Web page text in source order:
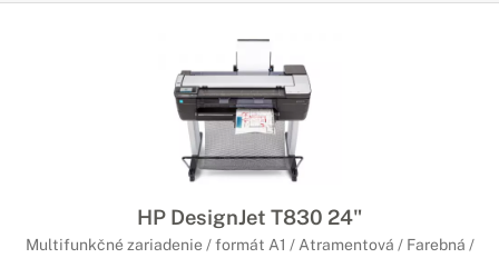
HP DesignJet T830 24"
Multifunkčné zariadenie / formát A1 / Atramentová / Farebná /